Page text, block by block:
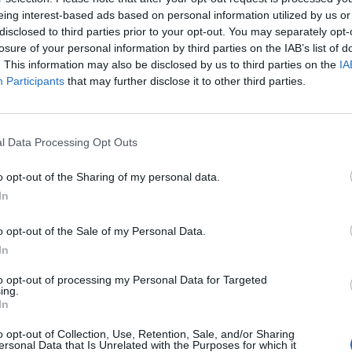
interest-based ads based on personal information utilized by us
to third parties prior to your opt-out. You may separately
of your personal information by third parties on the IAB’s list of
This information may also be disclosed by us to third parties on the
Participants that may further disclose it to other third parties.
Data Processing Opt Outs
opt-out of the Sharing of my personal data.
opt-out of the Sale of my Personal Data.
opt-out of processing my Personal Data for Targeted
opt-out of Collection, Use, Retention, Sale, and/or Sharing
Data that Is Unrelated with the Purposes for which it
mitos sobre este tipo de
temporada estará enfocada en la
disponibles para el tratamiento
son la artritis, el cáncer, la psoriasis, la
la diabetes y la trombosis.
biosimilares que, además de en
principales redes sociales con los hashtag
El primer videoconsejo de
en artritis adalimumab, etanercept e
fuente preferida de Google
de actualidad.
ACTIVAR AHORA